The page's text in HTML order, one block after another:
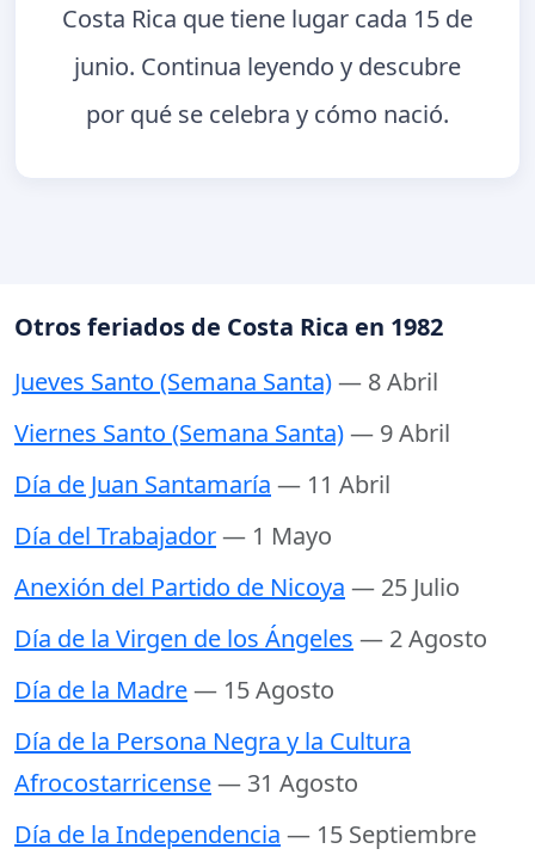
Costa Rica que tiene lugar cada 15 de
junio. Continua leyendo y descubre
por qué se celebra y cómo nació.
Otros feriados de Costa Rica en 1982
Jueves Santo (Semana Santa)— 8 Abril
Viernes Santo (Semana Santa)— 9 Abril
Día de Juan Santamaría — 11 Abril
Día del Trabajador— 1 Mayo
Anexión del Partido de Nicoya — 25 Julio
Día de la Virgen de los Ángeles — 2 Agosto
Día de la Madre— 15 Agosto
Día de la Persona Negra y la Cultura
Afrocostarricense— 31 Agosto
Día de la Independencia — 15 Septiembre